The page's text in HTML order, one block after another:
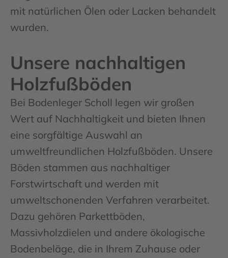
mit natürlichen Ölen oder Lacken behandelt
wurden.
Unsere nachhaltigen
Holzfußböden
Bei Bodenleger Scholl legen wir großen
Wert auf Nachhaltigkeit und bieten Ihnen
eine sorgfältige Auswahl an
umweltfreundlichen Holzfußböden. Unsere
Böden stammen aus nachhaltiger
Forstwirtschaft und werden mit
umweltschonenden Verfahren verarbeitet.
Dazu gehören Parkettböden,
Massivholzdielen und andere ökologische
Bodenbeläge, die in Ihrem Zuhause oder